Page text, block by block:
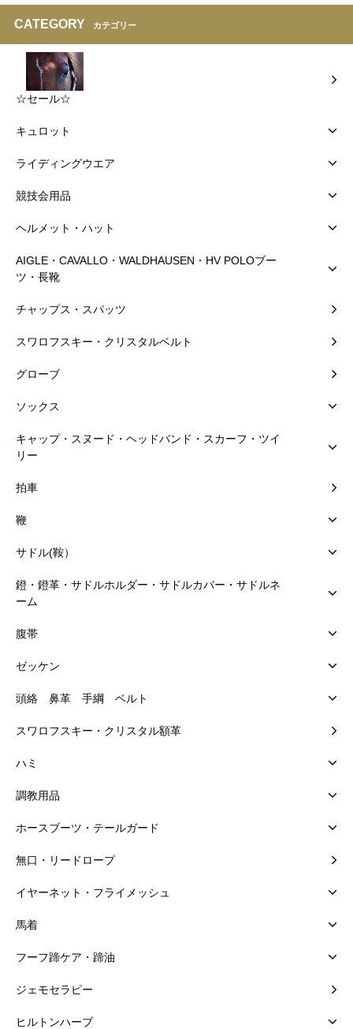
CATEGORY カテゴリー
☆セール☆
キュロット
ライディングウエア
競技会用品
ヘルメット・ハット
AIGLE・CAVALLO・WALDHAUSEN・HV POLOブー
ツ・長靴
チャップス・スパッツ
スワロフスキー・クリスタルベルト
グローブ
ソックス
キャップ・スヌード・ヘッドバンド・スカーフ・ツイ
リー
拍車
鞭
サドル(鞍）
鐙・鐙革・サドルホルダー・サドルカバー・サドルネ
ーム
腹帯
ゼッケン
頭絡 鼻革 手綱 ベルト
スワロフスキー・クリスタル額革
ハミ
調教用品
ホースブーツ・テールガード
無口・リードロープ
イヤーネット・フライメッシュ
馬着
フーフ蹄ケア・蹄油
ジェモセラピー
ヒルトンハーブ